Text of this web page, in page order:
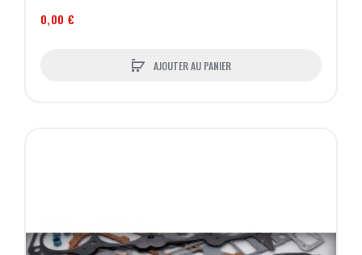
0,00 €
AJOUTER AU PANIER